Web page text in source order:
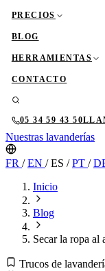
PRECIOS
BLOG
HERRAMIENTAS
CONTACTO
05 34 59 43 50
Nuestras lavanderías
FR /EN /ES /PT /
Inicio
Blog
Secar la ropa al
Trucos de